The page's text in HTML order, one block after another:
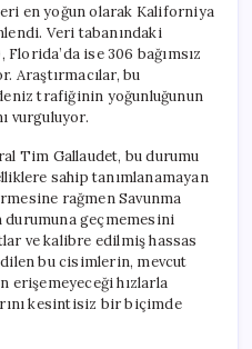
en yoğun olarak Kaliforniya
Veri tabanındaki
ise 306 bağımsız
Araştırmacılar, bu
trafiğinin yoğunluğunun
vurguluyor.
Tim Gallaudet, bu durumu
sahip tanımlanamayan
rağmen Savunma
durumuna geçmemesini
ve kalibre edilmiş hassas
bu cisimlerin, mevcut
erişemeyeceği hızlarla
kesintisiz bir biçimde